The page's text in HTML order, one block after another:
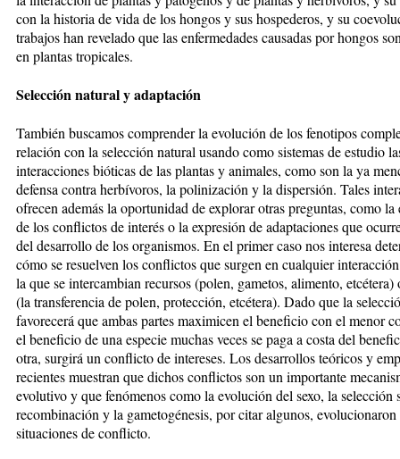
con la historia de vida de los hongos y sus hospederos, y su
trabajos han revelado que las enfermedades causadas por hongos
en plantas tropicales.
Selección natural y adaptación
También buscamos comprender la evolución de los fenotipos
relación con la selección natural usando como sistemas de estudio
interacciones bióticas de las plantas y animales, como son la ya
defensa contra herbívoros, la polinización y la dispersión. Tales
ofrecen además la oportunidad de explorar otras preguntas, como
de los conflictos de interés o la expresión de adaptaciones que
del desarrollo de los organismos. En el primer caso nos interesa
cómo se resuelven los conflictos que surgen en cualquier
la que se intercambian recursos (polen, gametos, alimento, etcétera)
(la transferencia de polen, protección, etcétera). Dado que la
favorecerá que ambas partes maximicen el beneficio con el menor
el beneficio de una especie muchas veces se paga a costa del
otra, surgirá un conflicto de intereses. Los desarrollos teóricos y
recientes muestran que dichos conflictos son un importante
evolutivo y que fenómenos como la evolución del sexo, la selección
recombinación y la gametogénesis, por citar algunos,
situaciones de conflicto.